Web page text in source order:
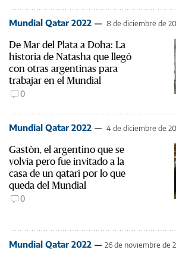
Mundial Qatar 2022 8 de diciembre de
De Mar del Plata a Doha: La
historia de Natasha que llegó
con otras argentinas para
trabajar en el Mundial
0
Mundial Qatar 2022 4 de diciembre de
Gastón, el argentino que se
volvía pero fue invitado a la
casa de un qatarí por lo que
queda del Mundial
0
Mundial Qatar 2022 26 de noviembre de